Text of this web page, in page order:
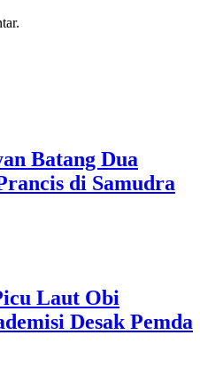
Batang Dua
di Samudra
Laut Obi
Desak Pemda